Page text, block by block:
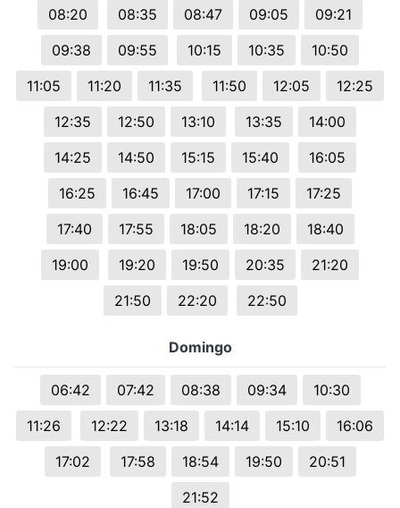
08:20 08:35 08:47 09:05
09:21
09:38
09:55 10:15 10:35
10:50
11:05
11:20 11:35 11:50 12:05
12:25
12:35
12:50 13:10 13:35
14:00
14:25
14:50 15:15 15:40
16:05
16:25
16:45 17:00 17:15
17:25
17:40
17:55 18:05 18:20
18:40
19:00
19:20 19:50 20:35
21:20
21:50
22:20 22:50
Domingo
06:42 07:42 08:38 09:34
10:30
11:26
12:22 13:18 14:14 15:10
16:06
17:02
17:58 18:54 19:50
20:51
21:52